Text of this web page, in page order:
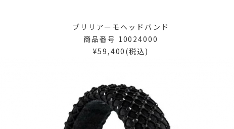
ブリリアーモヘッドバンド
商品番号 10024000
¥59,400(税込)